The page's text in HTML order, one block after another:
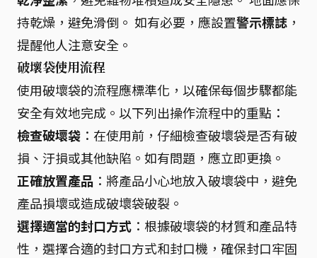
持乾燥，避免滑倒。 如有必要，應設置警示標誌 ，
提醒他人注意安全。
破壞袋使用流程
使用破壞袋的流程應標準化，以確保每個步驟都能
安全有效地完成。以下列出操作流程中的重點：
檢查破壞袋 ：在使用前，仔細檢查破壞袋是否有破
損、汙損或其他缺陷。如有問題，應立即更換。
正確放置產品 ：將產品小心地放入破壞袋中，避免
產品損壞或造成破壞袋破裂。
選擇適當的封口方式 ：根據破壞袋的材質和產品特
性，選擇合適的封口方式和封口機，確保封口牢固